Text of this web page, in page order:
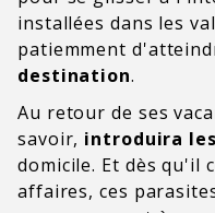
installées dans les
patiemment
destination.
Au retour de ses
savoir, introduira
domicile. Et dès qu'il
affaires, ces